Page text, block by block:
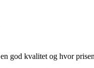
god kvalitet og hvor